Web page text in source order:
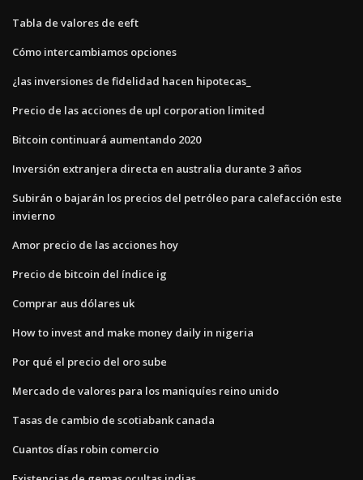
Tabla de valores de eeft
Cómo intercambiamos opciones
¿las inversiones de fidelidad hacen hipotecas_
Precio de las acciones de upl corporation limited
Bitcoin continuará aumentando 2020
Inversión extranjera directa en australia durante 3 años
Subirán o bajarán los precios del petróleo para calefacción este
invierno
Amor precio de las acciones hoy
Precio de bitcoin del índice ig
Comprar aus dólares uk
How to invest and make money daily in nigeria
Por qué el precio del oro sube
Mercado de valores para los maniquíes reino unido
Tasas de cambio de scotiabank canada
Cuantos días robin comercio